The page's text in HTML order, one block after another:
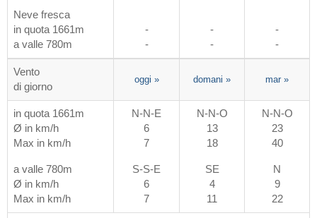
Neve fresca
in quota 1661m
a valle 780m
-
-
-
-
-
-
Vento
di giorno
oggi » domani » mar »
in quota 1661m
Ø in km/h
Max in km/h
N-N-E
6
7
N-N-O
13
18
N-N-O
23
40
a valle 780m
Ø in km/h
Max in km/h
S-S-E
6
7
SE
4
11
N
9
22